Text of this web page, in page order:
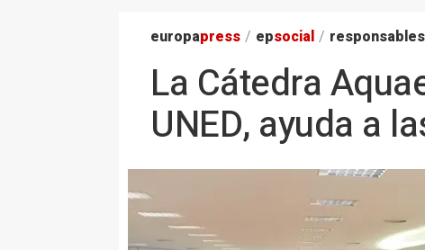
europapress / epsocial / responsables
La Cátedra
UNED, ayuda a